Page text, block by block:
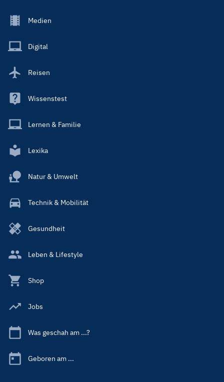
Footer
Main
Medien
Digital
Reisen
Wissenstest
Lernen & Familie
Lexika
Natur & Umwelt
Technik & Mobilität
Gesundheit
Leben & Lifestyle
Shop
Jobs
Was geschah am ...?
Geboren am ...